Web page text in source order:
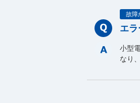
故障
エ
小型
なり